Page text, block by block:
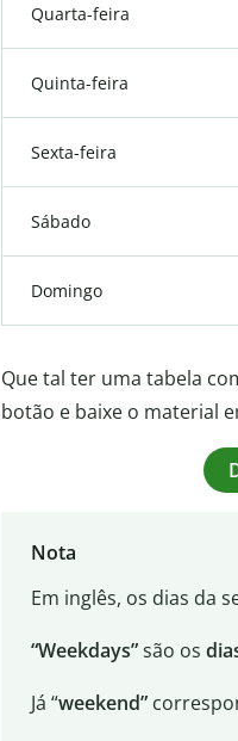
Quarta-feira
Quinta-feira
Sexta-feira
Sábado
Domingo
Que tal ter uma tabela
botão e baixe o material
Nota
Em inglês, os dias da
“Weekdays”são os
Já “weekend”